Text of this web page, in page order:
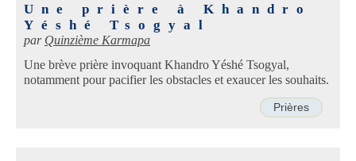
Une prière à Khandro
Yéshé Tsogyal
par Quinzième Karmapa
Une brève prière invoquant Khandro Yéshé Tsogyal,
notamment pour pacifier les obstacles et exaucer les souhaits.
Prières